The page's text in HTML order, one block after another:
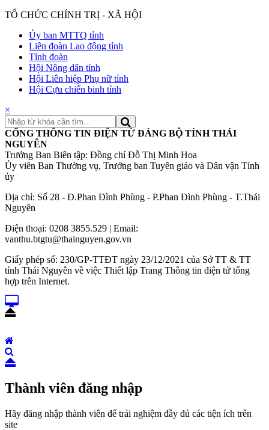
TỔ CHỨC CHÍNH TRỊ - XÃ HỘI
Ủy ban MTTQ tỉnh
Liên đoàn Lao động tỉnh
Tỉnh đoàn
Hội Nông dân tỉnh
Hội Liên hiệp Phụ nữ tỉnh
Hội Cựu chiến binh tỉnh
×
CỔNG THÔNG TIN ĐIỆN TỬ ĐẢNG BỘ TỈNH THÁI
NGUYÊN
Trưởng Ban Biên tập: Đồng chí Đỗ Thị Minh Hoa
Ủy viên Ban Thường vụ, Trưởng ban Tuyên giáo và Dân vận Tỉnh
ủy
Địa chỉ: Số 28 - Đ.Phan Đình Phùng - P.Phan Đình Phùng - T.Thái
Nguyên
Điện thoại: 0208 3855.529 | Email:
vanthu.btgtu@thainguyen.gov.vn
Giấy phép số: 230/GP-TTĐT ngày 23/12/2021 của Sở TT & TT
tỉnh Thái Nguyên về việc Thiết lập Trang Thông tin điện tử tổng
hợp trên Internet.
Thành viên đăng nhập
Hãy đăng nhập thành viên để trải nghiệm đầy đủ các tiện ích trên
site